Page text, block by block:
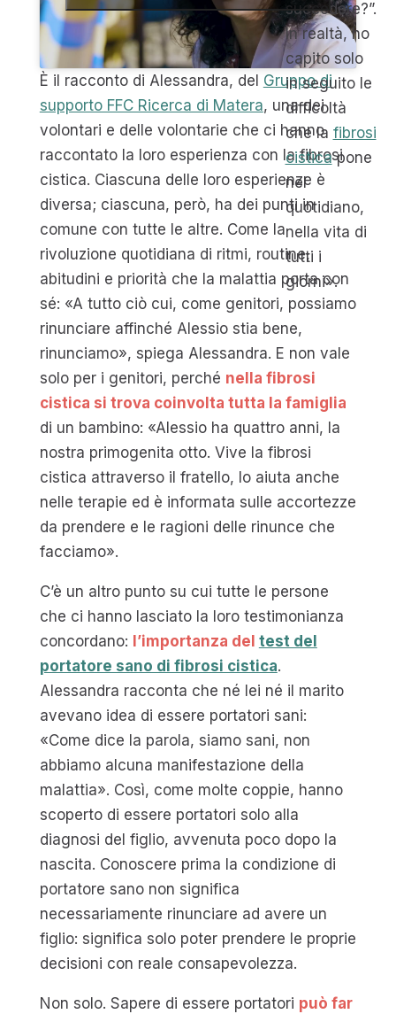
succedere?”.
In realtà, ho
capito solo
in seguito le
difficoltà
che la fibrosi
cisticapone
nel
quotidiano,
nella vita di
tutti i
giorni».
È il racconto di Alessandra, del Gruppo di
supporto FFC Ricerca di Matera, una dei
volontari e delle volontarie che ci hanno
raccontato la loro esperienza con la fibrosi
cistica. Ciascuna delle loro esperienze è
diversa; ciascuna, però, ha dei punti in
comune con tutte le altre. Come la
rivoluzione quotidiana di ritmi, routine,
abitudini e priorità che la malattia porta con
sé: «A tutto ciò cui, come genitori, possiamo
rinunciare affinché Alessio stia bene,
rinunciamo», spiega Alessandra. E non vale
solo per i genitori, perché nella fibrosi
cistica si trova coinvolta tutta la famiglia
di un bambino: «Alessio ha quattro anni, la
nostra primogenita otto. Vive la fibrosi
cistica attraverso il fratello, lo aiuta anche
nelle terapie ed è informata sulle accortezze
da prendere e le ragioni delle rinunce che
facciamo».
C’è un altro punto su cui tutte le persone
che ci hanno lasciato la loro testimonianza
concordano: l’importanza del test del
portatore sano di fibrosi cistica.
Alessandra racconta che né lei né il marito
avevano idea di essere portatori sani:
«Come dice la parola, siamo sani, non
abbiamo alcuna manifestazione della
malattia». Così, come molte coppie, hanno
scoperto di essere portatori solo alla
diagnosi del figlio, avvenuta poco dopo la
nascita. Conoscere prima la condizione di
portatore sano non significa
necessariamente rinunciare ad avere un
figlio: significa solo poter prendere le proprie
decisioni con reale consapevolezza.
Non solo. Sapere di essere portatori può far